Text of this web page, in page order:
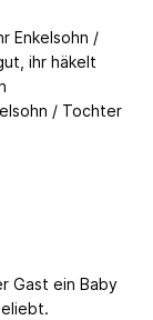
Enkelsohn /
ihr häkelt
/ Tochter
Gast ein Baby